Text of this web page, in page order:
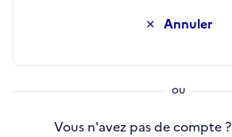
Annuler
Vous n'avez pas de compte ?